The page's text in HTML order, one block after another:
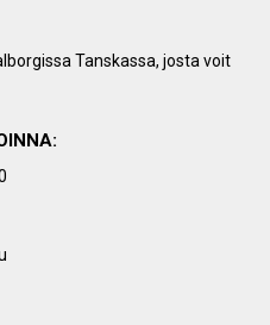
Tanskassa, josta voit